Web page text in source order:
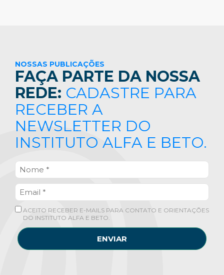
NOSSAS PUBLICAÇÕES
FAÇA PARTE DA NOSSA
REDE: CADASTRE PARA
RECEBER A
NEWSLETTER DO
INSTITUTO ALFA E BETO.
ACEITO RECEBER E-MAILS PARA CONTATO E ORIENTAÇÕES
DO INSTITUTO ALFA E BETO.
ENVIAR